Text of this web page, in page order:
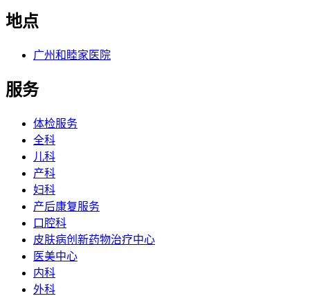
地点
广州和睦家医院
服务
体检服务
全科
儿科
产科
妇科
产后康复服务
口腔科
皮肤病创新药物治疗中心
医美中心
内科
外科